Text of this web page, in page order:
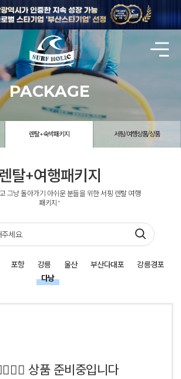
PACKAGE
렌탈+숙박패키지 서핑/여행상품/상품
렌탈+여행패키지
그냥 돌아가기 아쉬운 분들을 위한 서핑 렌탈 여행
패키지"
포항 강릉 울산 부산다대포
강릉경포
다낭
상품 준비중입니다